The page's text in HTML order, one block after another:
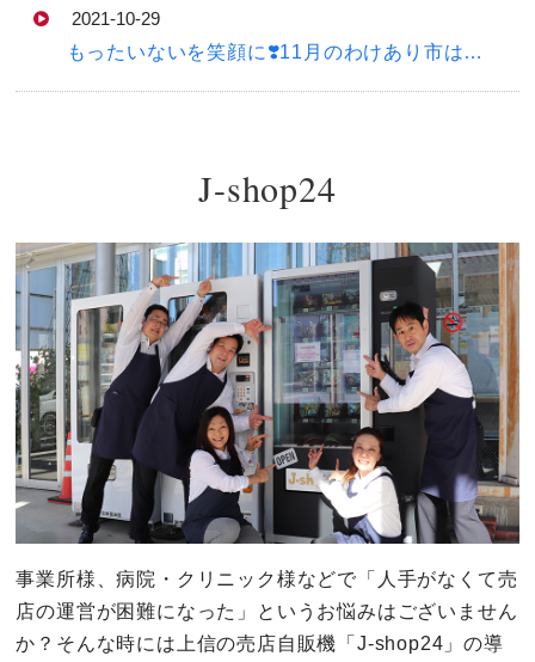
2021-10-29
もったいないを笑顔に❣️11月のわけあり市は…
J-shop24
事業所様、病院・クリニック様などで「人手がなくて売
店の運営が困難になった」というお悩みはございません
か？そんな時には上信の売店自販機「J-shop24」の導